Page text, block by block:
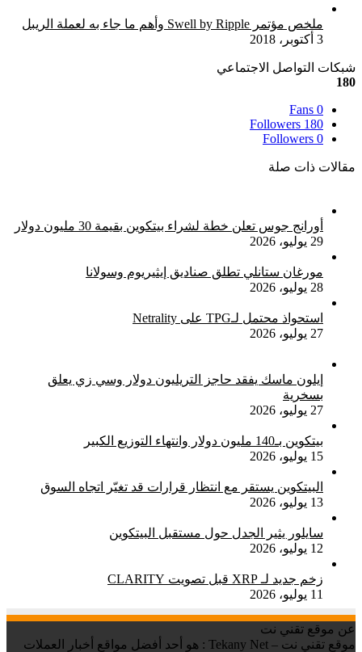
ملخص مؤتمر Swell by Ripple وأهم ما جاء به لعملة الريبل
3 أكتوبر، 2018
شبكات التواصل الاجتماعي
180
0
Fans
180
Followers
0
Followers
مقالات ذات صلة
أورانج جوس تعلن خطة لشراء بيتكوين بقيمة 30 مليون دولار
29 يوليو، 2026
مورغان ستانلي تطلق صناديق إيثيريوم وسولانا
28 يوليو، 2026
استحواذ محتمل لـTPG على Netrality
27 يوليو، 2026
إيلون ماسك يفقد حاجز التريليون دولار وسي زي يعلق
بسخرية
27 يوليو، 2026
بيتكوين بـ140 مليون دولار وانتهاء التوزيع الكبير
15 يوليو، 2026
البيتكوين يستقر مع انتظار قرارات قد تغيّر اتجاه السوق
13 يوليو، 2026
سايلور يثير الجدل حول مستقبل البيتكوين
12 يوليو، 2026
زخم جديد لـ XRP قبل تصويت CLARITY
11 يوليو، 2026
عن موقع تقني نت
موقع تقني نت – Tekany Net : هو أحد أفضل مواقع أخبار العملات